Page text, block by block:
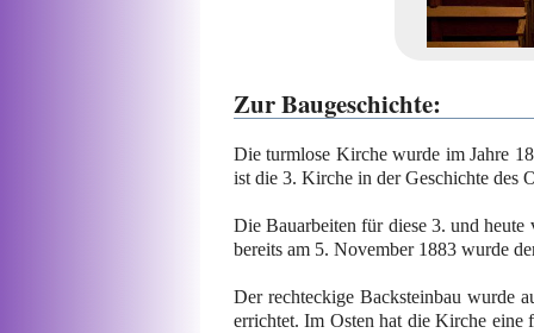
Zur Baugeschichte:
Die turmlose Kirche wurde im Jahre
ist die 3. Kirche in der Geschichte des
Die Bauarbeiten für diese 3. und
bereits am 5. November 1883 wurde
Der rechteckige Backsteinbau wurde
errichtet. Im Osten hat die Kirche eine